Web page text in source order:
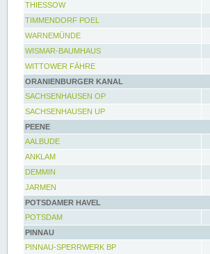
THIESSOW
TIMMENDORF POEL
WARNEMÜNDE
WISMAR-BAUMHAUS
WITTOWER FÄHRE
ORANIENBURGER KANAL
SACHSENHAUSEN OP
SACHSENHAUSEN UP
PEENE
AALBUDE
ANKLAM
DEMMIN
JARMEN
POTSDAMER HAVEL
POTSDAM
PINNAU
PINNAU-SPERRWERK BP